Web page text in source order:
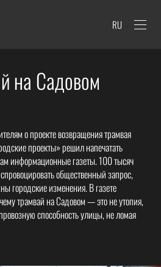
RU
на Садовом
о проекте возвращения трамвая
проекты» решил напечатать
информационные газеты. 100 тысяч
общественный запрос,
городские изменения. В газете
трамвай на Садовом — это не утопия,
способность улицы, не ломая